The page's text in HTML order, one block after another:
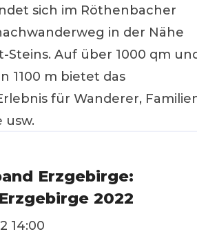
sich im Röthenbacher
in der Nähe
Steins. Auf über 1000 qm
1100 m bietet das
für Wanderer,
usw.
Erzgebirge:
2022
14:00